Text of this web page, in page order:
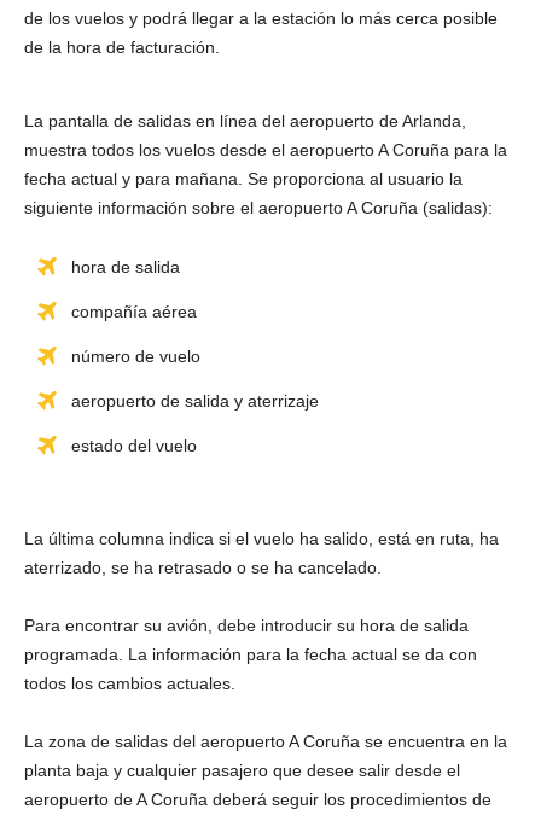
de los vuelos y podrá llegar a la estación lo más cerca posible
de la hora de facturación.
La pantalla de salidas en línea del aeropuerto de Arlanda,
muestra todos los vuelos desde el aeropuerto A Coruña para la
fecha actual y para mañana. Se proporciona al usuario la
siguiente información sobre el aeropuerto A Coruña (salidas):
hora de salida
compañía aérea
número de vuelo
aeropuerto de salida y aterrizaje
estado del vuelo
La última columna indica si el vuelo ha salido, está en ruta, ha
aterrizado, se ha retrasado o se ha cancelado.
Para encontrar su avión, debe introducir su hora de salida
programada. La información para la fecha actual se da con
todos los cambios actuales.
La zona de salidas del aeropuerto A Coruña se encuentra en la
planta baja y cualquier pasajero que desee salir desde el
aeropuerto de A Coruña deberá seguir los procedimientos de